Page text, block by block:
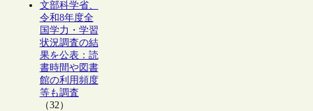
文部科学省、
令和8年度全
国学力・学習
状況調査の結
果を公表：読
書時間や図書
館の利用頻度
等も調査
（32）